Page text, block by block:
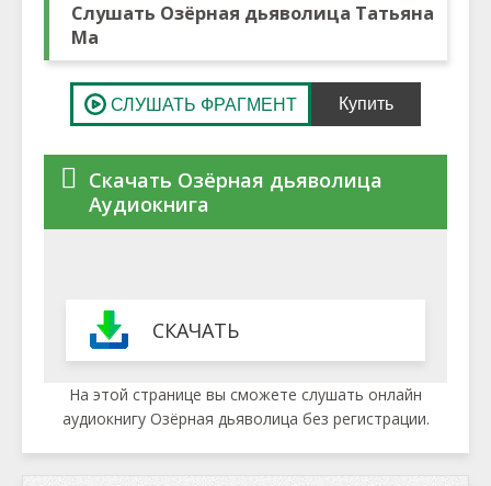
Слушать Озёрная дьяволица Татьяна
Ма
Скачать Озёрная дьяволица
Аудиокнига
СКАЧАТЬ
На этой странице вы сможете слушать онлайн
аудиокнигу Озёрная дьяволица без регистрации.